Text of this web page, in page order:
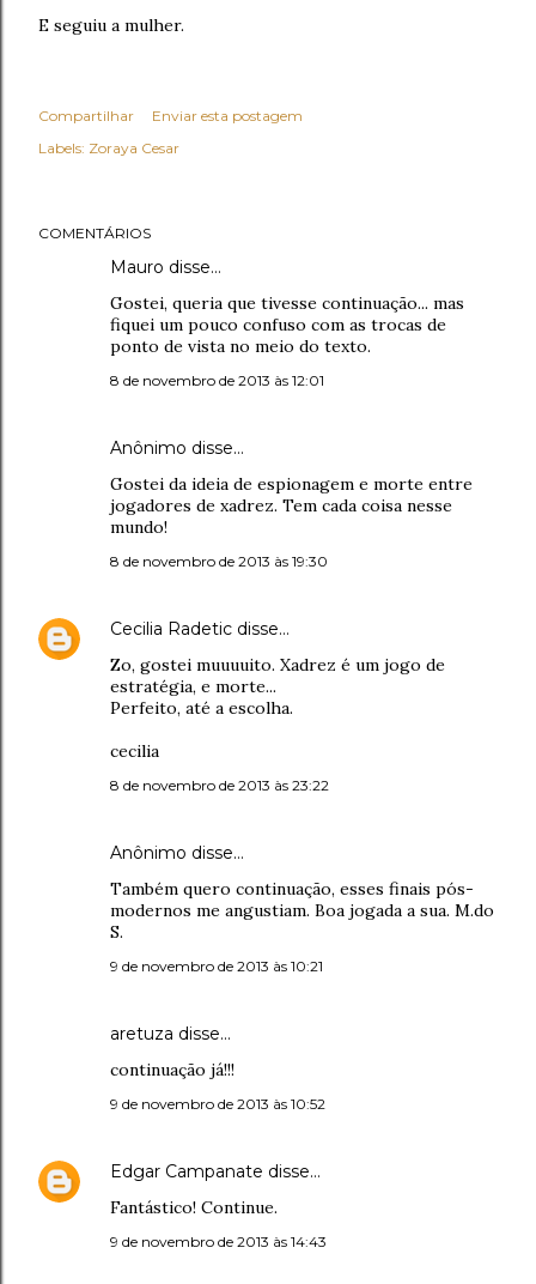
E seguiu a mulher.
Compartilhar
Enviar esta postagem
Labels: Zoraya Cesar
COMENTÁRIOS
Mauro disse…
Gostei, queria que tivesse continuação... mas
fiquei um pouco confuso com as trocas de
ponto de vista no meio do texto.
8 de novembro de 2013 às 12:01
Anônimo disse…
Gostei da ideia de espionagem e morte entre
jogadores de xadrez. Tem cada coisa nesse
mundo!
8 de novembro de 2013 às 19:30
Cecilia Radetic disse…
Zo, gostei muuuuito. Xadrez é um jogo de
estratégia, e morte...
Perfeito, até a escolha.
cecilia
8 de novembro de 2013 às 23:22
Anônimo disse…
Também quero continuação, esses finais pós-
modernos me angustiam. Boa jogada a sua. M.do
S.
9 de novembro de 2013 às 10:21
aretuza disse…
continuação já!!!
9 de novembro de 2013 às 10:52
Edgar Campanate disse…
Fantástico! Continue.
9 de novembro de 2013 às 14:43